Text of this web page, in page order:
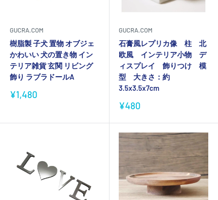
GUCRA.COM
樹脂製 子犬 置物 オブジェ
かわいい 犬の置き物 イン
テリア雑貨 玄関 リビング
飾り ラブラドールA
販
格
¥1,480
GUCRA.COM
石膏風レプリカ像 柱 北
欧風 インテリア小物 デ
ィスプレイ 飾りつけ 模
型 大きさ：約
3.5x3.5x7cm
販
価
格
¥480